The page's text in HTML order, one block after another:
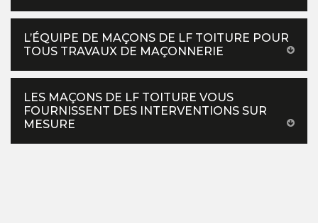
L’ÉQUIPE DE MAÇONS DE LF TOITURE POUR
TOUS TRAVAUX DE MAÇONNERIE
LES MAÇONS DE LF TOITURE VOUS
FOURNISSENT DES INTERVENTIONS SUR
MESURE